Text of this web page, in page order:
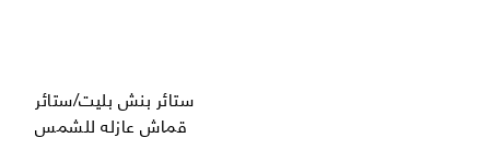
ستائر بنش بليت/ستائر
قماش عازله للشمس